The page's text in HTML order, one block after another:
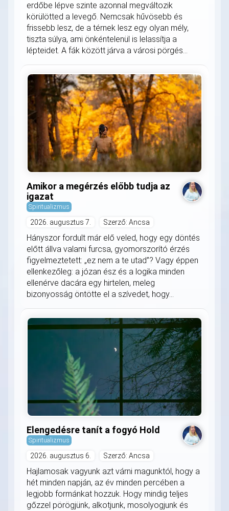
erdőbe lépve szinte azonnal megváltozik
körülötted a levegő. Nemcsak hűvösebb és
frissebb lesz, de a térnek lesz egy olyan mély,
tiszta súlya, ami önkéntelenül is lelassítja a
lépteidet. A fák között járva a városi pörgés...
Amikor a megérzés előbb tudja az
igazat
Spiritualizmus
2026. augusztus 7. Szerző: Ancsa
Hányszor fordult már elő veled, hogy egy döntés
előtt állva valami furcsa, gyomorszorító érzés
figyelmeztetett: „ez nem a te utad”? Vagy éppen
ellenkezőleg: a józan ész és a logika minden
ellenérve dacára egy hirtelen, meleg
bizonyosság öntötte el a szívedet, hogy...
Elengedésre tanít a fogyó Hold
Spiritualizmus
2026. augusztus 6. Szerző: Ancsa
Hajlamosak vagyunk azt várni magunktól, hogy a
hét minden napján, az év minden percében a
legjobb formánkat hozzuk. Hogy mindig teljes
gőzzel pörögjünk, alkotjunk, mosolyogjunk és